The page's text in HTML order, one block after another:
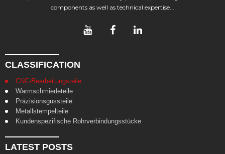
components as well as technical expertise...
CLASSIFICATION
CNC-Bearbeitungsteile
Warmschmiedeteile
Präzisionsgussteile
Metallstempelteile
Kundenspezifische Rohrverbindungsstücke
LATEST POSTS